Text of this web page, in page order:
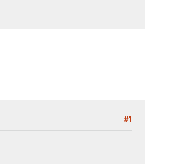
#1